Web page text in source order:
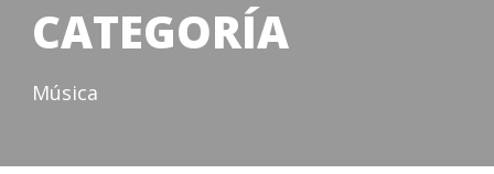
CATEGORÍA
Música